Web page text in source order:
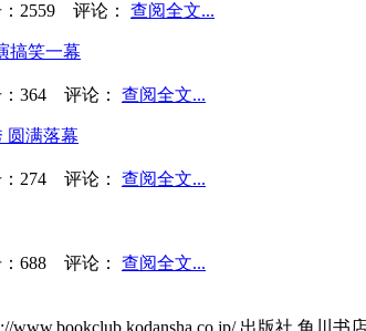
2559 评论： 查阅全文...
搞笑一幕
364 评论： 查阅全文...
圆满落幕
274 评论： 查阅全文...
688 评论： 查阅全文...
出版社 角川书